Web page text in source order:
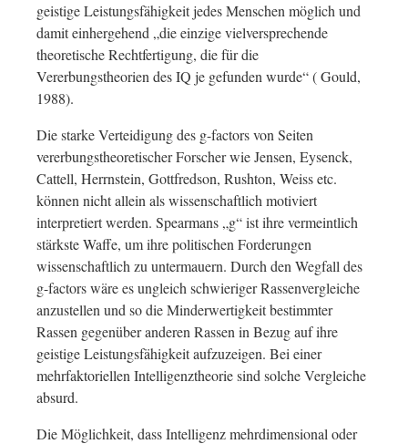
geistige Leistungsfähigkeit jedes Menschen möglich und
damit einhergehend „die einzige vielversprechende
theoretische Rechtfertigung, die für die
Vererbungstheorien des IQ je gefunden wurde“ ( Gould,
1988).
Die starke Verteidigung des g-factors von Seiten
vererbungstheoretischer Forscher wie Jensen, Eysenck,
Cattell, Herrnstein, Gottfredson, Rushton, Weiss etc.
können nicht allein als wissenschaftlich motiviert
interpretiert werden. Spearmans „g“ ist ihre vermeintlich
stärkste Waffe, um ihre politischen Forderungen
wissenschaftlich zu untermauern. Durch den Wegfall des
g-factors wäre es ungleich schwieriger Rassenvergleiche
anzustellen und so die Minderwertigkeit bestimmter
Rassen gegenüber anderen Rassen in Bezug auf ihre
geistige Leistungsfähigkeit aufzuzeigen. Bei einer
mehrfaktoriellen Intelligenztheorie sind solche Vergleiche
absurd.
Die Möglichkeit, dass Intelligenz mehrdimensional oder